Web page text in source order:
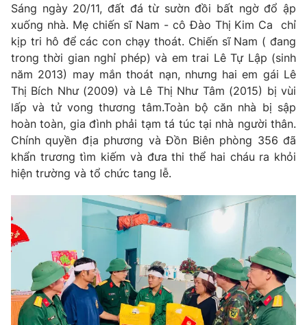
Emagazine Podcast
Photo Infographic
Video Shorts video
VTV Money VTV Thể thao
VTV Sức khoẻ Bất động sản
Thị trường 24h Tấm lòng Việt
VTV4 Vươn mình bằng AI
VTV9 VTV8
Sáng ngày 20/11, đất đá từ sườn đồi bất ngờ đổ ập
xuống nhà. Mẹ chiến sĩ Nam - cô Đào Thị Kim Ca chỉ
kịp tri hô để các con chạy thoát. Chiến sĩ Nam ( đang
trong thời gian nghỉ phép) và em trai Lê Tự Lập (sinh
năm 2013) may mắn thoát nạn, nhưng hai em gái Lê
Thị Bích Như (2009) và Lê Thị Như Tâm (2015) bị vùi
lấp và tử vong thương tâm.Toàn bộ căn nhà bị sập
hoàn toàn, gia đình phải tạm tá túc tại nhà người thân.
Chính quyền địa phương và Đồn Biên phòng 356 đã
khẩn trương tìm kiếm và đưa thi thể hai cháu ra khỏi
hiện trường và tổ chức tang lễ.